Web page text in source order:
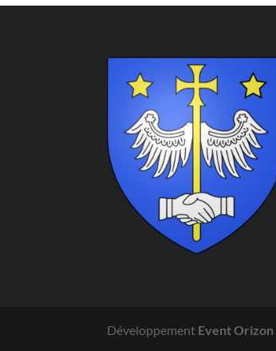
Développement Event Orizon